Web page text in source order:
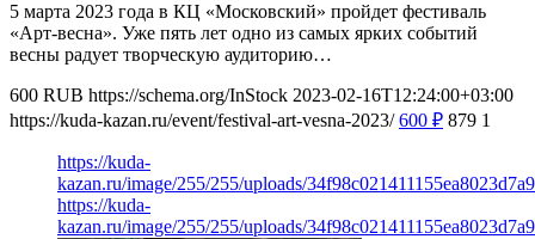
5 марта 2023 года в КЦ «Московский» пройдет фестиваль
«Арт-весна». Уже пять лет одно из самых ярких событий
весны радует творческую аудиторию…
600 RUB https://schema.org/InStock 2023-02-16T12:24:00+03:00
https://kuda-kazan.ru/event/festival-art-vesna-2023/ 600 ₽ 879 1
https://kuda-
kazan.ru/image/255/255/uploads/
https://kuda-
kazan.ru/image/255/255/uploads/